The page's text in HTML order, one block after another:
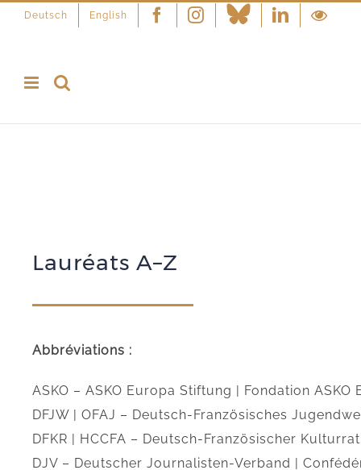
Deutsch English FacebookInstagram Linkedin
Lauréats A–Z
Abbréviations :
ASKO – ASKO Europa Stiftung | Fondation ASKO
DFJW | OFAJ – Deutsch-Französisches
DFKR | HCCFA – Deutsch-Französischer
DJV – Deutscher Journalisten-Verband |